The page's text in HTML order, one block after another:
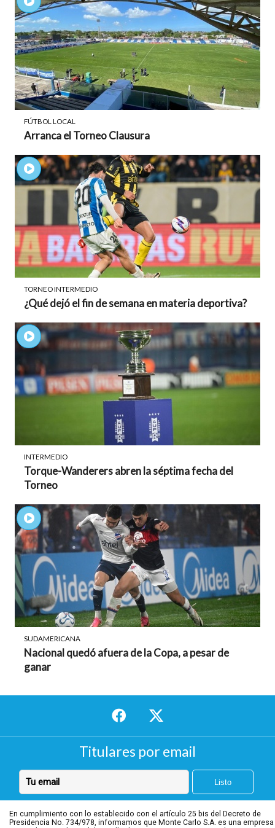
FÚTBOL LOCAL
Arranca el Torneo Clausura
TORNEO INTERMEDIO
¿Qué dejó el fin de semana en materia deportiva?
INTERMEDIO
Torque-Wanderers abren la séptima fecha del
Torneo
SUDAMERICANA
Nacional quedó afuera de la Copa, a pesar de
ganar
Titulares por email
En cumplimiento con lo establecido con el artículo 25 bis del Decreto de
Presidencia No. 734/978, informamos que Monte Carlo S.A. es una empresa